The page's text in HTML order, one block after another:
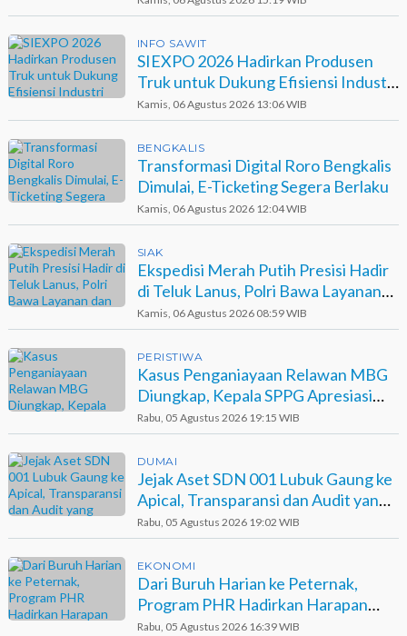
INFO SAWIT
SIEXPO 2026 Hadirkan Produsen
Truk untuk Dukung Efisiensi Industri
Sawit
Kamis, 06 Agustus 2026 13:06 WIB
BENGKALIS
Transformasi Digital Roro Bengkalis
Dimulai, E-Ticketing Segera Berlaku
Kamis, 06 Agustus 2026 12:04 WIB
SIAK
Ekspedisi Merah Putih Presisi Hadir
di Teluk Lanus, Polri Bawa Layanan
dan Harapan
Kamis, 06 Agustus 2026 08:59 WIB
PERISTIWA
Kasus Penganiayaan Relawan MBG
Diungkap, Kepala SPPG Apresiasi
Kinerja Polisi
Rabu, 05 Agustus 2026 19:15 WIB
DUMAI
Jejak Aset SDN 001 Lubuk Gaung ke
Apical, Transparansi dan Audit yang
Belum Terjawab
Rabu, 05 Agustus 2026 19:02 WIB
EKONOMI
Dari Buruh Harian ke Peternak,
Program PHR Hadirkan Harapan
Baru bagi Suku Sakai
Rabu, 05 Agustus 2026 16:39 WIB